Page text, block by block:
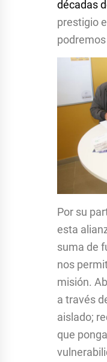
décadas
prestigio
Por su
esta
suma de
nos
misión.
a través
aislado;
que